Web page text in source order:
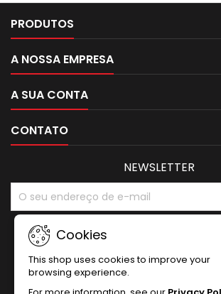
PRODUTOS
A NOSSA EMPRESA
A SUA CONTA
CONTATO
Cookies
This shop uses cookies to improve your
browsing experience.
NEWSLETTER